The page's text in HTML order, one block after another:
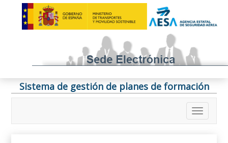
Sistema de gestión de planes de formación